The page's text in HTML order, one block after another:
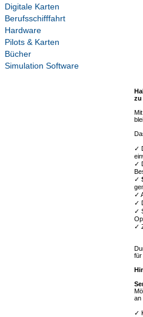
Digitale Karten
Berufsschifffahrt
Hardware
Pilots & Karten
Bücher
Simulation Software
zu
✓
✓
✓
✓
✓
✓
✓
für
an
✓